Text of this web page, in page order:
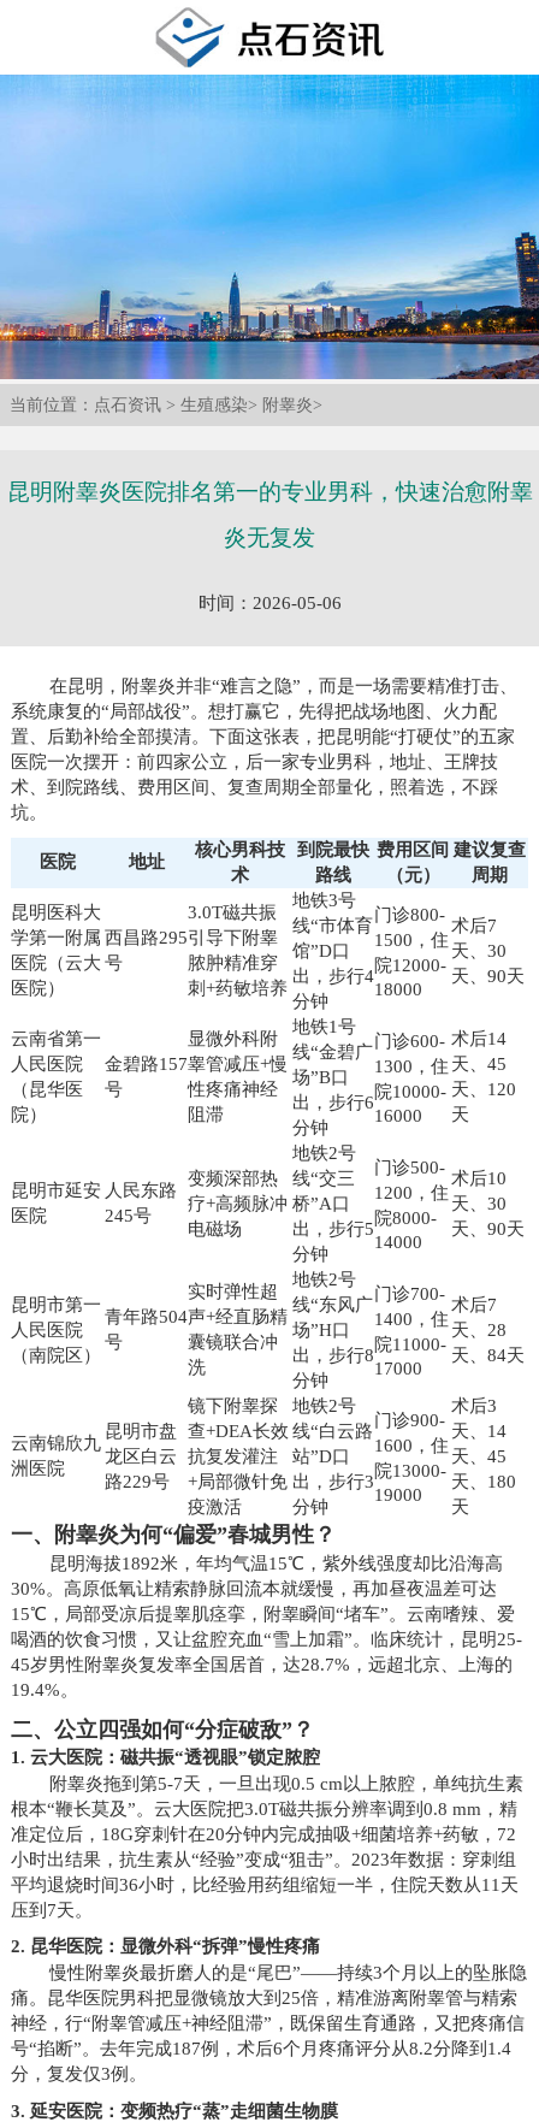
当前位置： 点石资讯 > 生殖感染> 附睾炎>
昆明附睾炎医院排名第一的专业男科，快速治愈附睾
炎无复发
时间：2026-05-06
在昆明，附睾炎并非“难言之隐”，而是一场需要精准打击、
系统康复的“局部战役”。想打赢它，先得把战场地图、火力配
置、后勤补给全部摸清。下面这张表，把昆明能“打硬仗”的五家
医院一次摆开：前四家公立，后一家专业男科，地址、王牌技
术、到院路线、费用区间、复查周期全部量化，照着选，不踩
坑。
医院 地址
核心男科技
术
到院最快
路线
费用区间
（元）
建议复查
周期
昆明医科大
学第一附属
医院（云大
医院）
西昌路295
号
3.0T磁共振
引导下附睾
脓肿精准穿
刺+药敏培养
地铁3号
线“市体育
馆”D口
出，步行4
分钟
门诊800-
1500，住
院12000-
18000
术后7
天、30
天、90天
云南省第一
人民医院
（昆华医
院）
金碧路157
号
显微外科附
睾管减压+慢
性疼痛神经
阻滞
地铁1号
线“金碧广
场”B口
出，步行6
分钟
门诊600-
1300，住
院10000-
16000
术后14
天、45
天、120
天
昆明市延安
医院
人民东路
245号
变频深部热
疗+高频脉冲
电磁场
地铁2号
线“交三
桥”A口
出，步行5
分钟
门诊500-
1200，住
院8000-
14000
术后10
天、30
天、90天
昆明市第一
人民医院
（南院区）
青年路504
号
实时弹性超
声+经直肠精
囊镜联合冲
洗
地铁2号
线“东风广
场”H口
出，步行8
分钟
门诊700-
1400，住
院11000-
17000
术后7
天、28
天、84天
云南锦欣九
洲医院
昆明市盘
龙区白云
路229号
镜下附睾探
查+DEA长效
抗复发灌注
+局部微针免
疫激活
地铁2号
线“白云路
站”D口
出，步行3
分钟
门诊900-
1600，住
院13000-
19000
术后3
天、14
天、45
天、180
天
一、附睾炎为何“偏爱”春城男性？
昆明海拔1892米，年均气温15℃，紫外线强度却比沿海高
30%。高原低氧让精索静脉回流本就缓慢，再加昼夜温差可达
15℃，局部受凉后提睾肌痉挛，附睾瞬间“堵车”。云南嗜辣、爱
喝酒的饮食习惯，又让盆腔充血“雪上加霜”。临床统计，昆明25-
45岁男性附睾炎复发率全国居首，达28.7%，远超北京、上海的
19.4%。
二、公立四强如何“分症破敌”？
1. 云大医院：磁共振“透视眼”锁定脓腔
附睾炎拖到第5-7天，一旦出现0.5 cm以上脓腔，单纯抗生素
根本“鞭长莫及”。云大医院把3.0T磁共振分辨率调到0.8 mm，精
准定位后，18G穿刺针在20分钟内完成抽吸+细菌培养+药敏，72
小时出结果，抗生素从“经验”变成“狙击”。2023年数据：穿刺组
平均退烧时间36小时，比经验用药组缩短一半，住院天数从11天
压到7天。
2. 昆华医院：显微外科“拆弹”慢性疼痛
慢性附睾炎最折磨人的是“尾巴”——持续3个月以上的坠胀隐
痛。昆华医院男科把显微镜放大到25倍，精准游离附睾管与精索
神经，行“附睾管减压+神经阻滞”，既保留生育通路，又把疼痛信
号“掐断”。去年完成187例，术后6个月疼痛评分从8.2分降到1.4
分，复发仅3例。
3. 延安医院：变频热疗“蒸”走细菌生物膜